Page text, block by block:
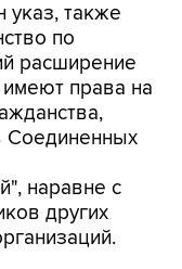
указ, также
по
расширение
права на
Соединенных
наравне с
других